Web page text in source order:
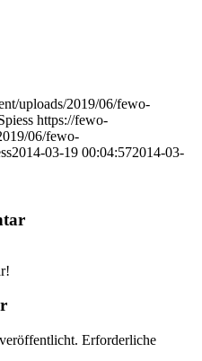
uploads/2019/06/fewo-
https://fewo-
06/fewo-
2014-03-19 00:04:572014-03-
Erforderliche